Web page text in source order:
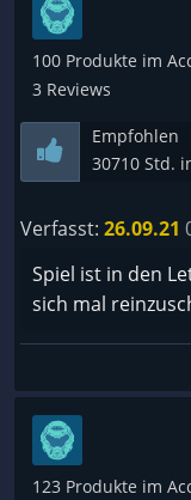
100 Produkte im
3 Reviews
Empfohlen
30710 Std.
Verfasst: 26.09.21
Spiel ist in den
sich mal
123 Produkte im